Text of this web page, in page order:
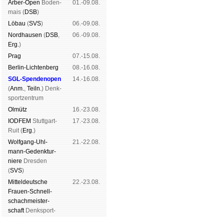
Arber-Open Boden­
mais (DSB)
01.-09.08.
Lö­bau (SVS)
06.-09.08.
Nord­hau­sen (DSB,
Erg.)
06.-09.08.
Prag
07.-15.08.
Berlin-Lich­ten­berg
08.-16.08.
SGL-Spenden­open
(Anm., Teiln.) Denk­
sport­zen­trum
14.-16.08.
Ol­mütz
16.-23.08.
IODFEM Stutt­gart-
Ruit (Erg.)
17.-23.08.
Wolf­gang-Uhl­
mann-Ge­denk­tur­
niere Dres­den
(SVS)
21.-22.08.
Mit­tel­deu­tsche
Frauen-Schnell­
schach­meis­ter­
schaftDenk­sport­
22.-23.08.